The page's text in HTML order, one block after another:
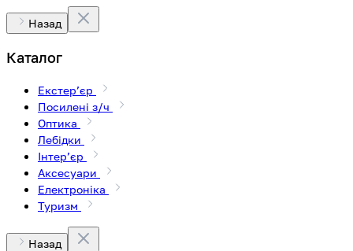
Назад
Каталог
Екстерʼєр
Посилені з/ч
Оптика
Лебідки
Інтерʼєр
Аксесуари
Електроніка
Туризм
Назад